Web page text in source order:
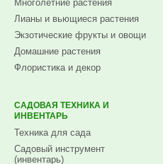
Многолетние растения
Лианы и вьющиеся растения
Экзотические фрукты и овощи
Домашние растения
Флористика и декор
САДОВАЯ ТЕХНИКА И
ИНВЕНТАРЬ
Техника для сада
Садовый инструмент
(инвентарь)